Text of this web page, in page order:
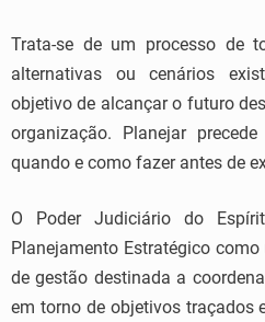
Trata-se de um processo de
alternativas ou cenários
objetivo de alcançar o futuro
organização. Planejar
quando e como fazer antes de
O Poder Judiciário do
Planejamento Estratégico
de gestão destinada a
em torno de objetivos traçados